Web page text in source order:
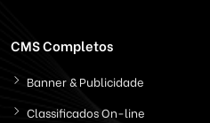
CMS Completos
Banner & Publicidade
Classificados On-line